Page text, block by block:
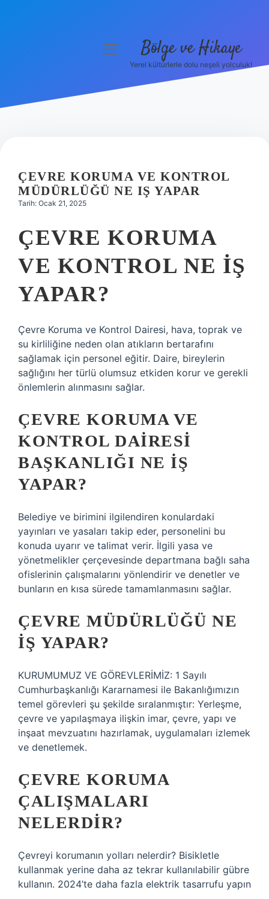
Hakkımızda
menüyü
Bölge ve Hikaye
Yerel kültürlerle dolu neşeli yolculuk!
ÇEVRE KORUMA VE KONTROL
MÜDÜRLÜĞÜ NE IŞ YAPAR
Tarih: Ocak 21, 2025
ÇEVRE KORUMA
VE KONTROL NE IŞ
YAPAR?
Çevre Koruma ve Kontrol Dairesi, hava, toprak ve
su kirliliğine neden olan atıkların bertarafını
sağlamak için personel eğitir. Daire, bireylerin
sağlığını her türlü olumsuz etkiden korur ve gerekli
önlemlerin alınmasını sağlar.
ÇEVRE KORUMA VE
KONTROL DAIRESI
BAŞKANLIĞI NE IŞ
YAPAR?
Belediye ve birimini ilgilendiren konulardaki
yayınları ve yasaları takip eder, personelini bu
konuda uyarır ve talimat verir. İlgili yasa ve
yönetmelikler çerçevesinde departmana bağlı saha
ofislerinin çalışmalarını yönlendirir ve denetler ve
bunların en kısa sürede tamamlanmasını sağlar.
ÇEVRE MÜDÜRLÜĞÜ NE
IŞ YAPAR?
KURUMUMUZ VE GÖREVLERİMİZ: 1 Sayılı
Cumhurbaşkanlığı Kararnamesi ile Bakanlığımızın
temel görevleri şu şekilde sıralanmıştır: Yerleşme,
çevre ve yapılaşmaya ilişkin imar, çevre, yapı ve
inşaat mevzuatını hazırlamak, uygulamaları izlemek
ve denetlemek.
ÇEVRE KORUMA
ÇALIŞMALARI
NELERDIR?
Çevreyi korumanın yolları nelerdir? Bisikletle
kullanmak yerine daha az tekrar kullanılabilir gübre
kullanın. 2024’te daha fazla elektrik tasarrufu yapın